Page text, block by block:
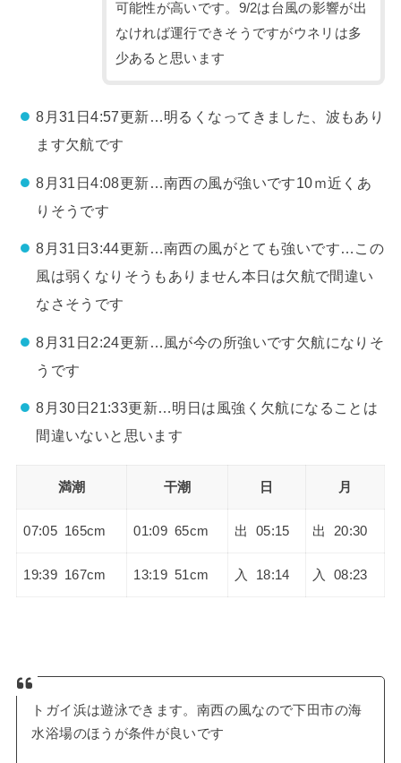
可能性が高いです。9/2は台風の影響が出
なければ運行できそうですがウネリは多
少あると思います
8月31日4:57更新…明るくなってきました、波もあり
ます欠航です
8月31日4:08更新…南西の風が強いです10ｍ近くあ
りそうです
8月31日3:44更新…南西の風がとても強いです…この
風は弱くなりそうもありません本日は欠航で間違い
なさそうです
8月31日2:24更新…風が今の所強いです欠航になりそ
うです
8月30日21:33更新…明日は風強く欠航になることは
間違いないと思います
満潮 干潮 日 月
07:05 165cm 01:09 65cm 出 05:15 出 20:30
19:39 167cm 13:19 51cm 入 18:14 入 08:23
トガイ浜は遊泳できます。南西の風なので下田市の海
水浴場のほうが条件が良いです